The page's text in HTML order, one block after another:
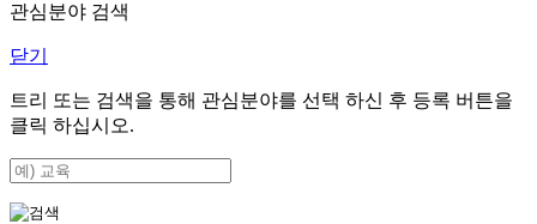
관심분야 검색
닫기
트리 또는 검색을 통해 관심분야를 선택 하신 후 등록 버튼을
클릭 하십시오.